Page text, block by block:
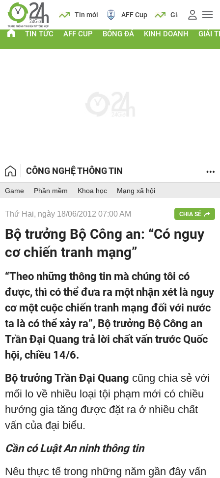
Lịch Tin mới AFF Cup Giá vàng
TIN TỨC AFF CUP BÓNG ĐÁ KINH DOANH GIẢI
CÔNG NGHỆ THÔNG TIN
Game Phần mềm Khoa học Mạng xã hội
Thứ Hai, ngày 18/06/2012 07:00 AM CHIA SẺ
Bộ trưởng Bộ Công an: “Có nguy
cơ chiến tranh mạng”
“Theo những thông tin mà chúng tôi có
được, thì có thể đưa ra một nhận xét là nguy
cơ một cuộc chiến tranh mạng đối với nước
ta là có thể xảy ra”, Bộ trưởng Bộ Công an
Trần Đại Quang trả lời chất vấn trước Quốc
hội, chiều 14/6.
Bộ trưởng Trần Đại Quang cũng chia sẻ với
mối lo về nhiều loại tội phạm mới có chiều
hướng gia tăng được đặt ra ở nhiều chất
vấn của đại biểu.
Cần có Luật An ninh thông tin
Nêu thực tế trong những năm gần đây vấn